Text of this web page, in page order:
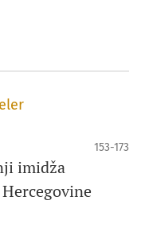
153-173
imidža